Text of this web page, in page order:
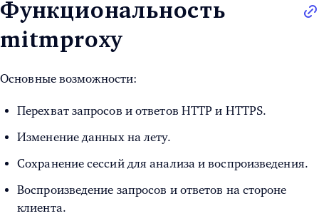
Функциональность
mitmproxy
Основные возможности:
Перехват запросов и ответов HTTP и HTTPS.
Изменение данных на лету.
Сохранение сессий для анализа и воспроизведения.
Воспроизведение запросов и ответов на стороне
клиента.